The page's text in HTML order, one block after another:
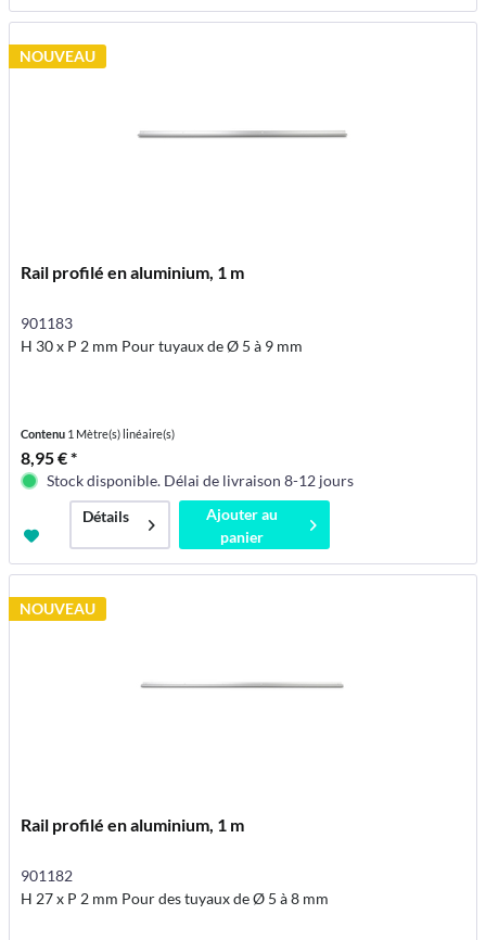
NOUVEAU
Rail profilé en aluminium, 1 m
901183
H 30 x P 2 mm Pour tuyaux de Ø 5 à 9 mm
Contenu 1 Mètre(s) linéaire(s)
8,95 € *
Stock disponible. Délai de livraison 8-12 jours
Détails
Ajouter au
panier
NOUVEAU
Rail profilé en aluminium, 1 m
901182
H 27 x P 2 mm Pour des tuyaux de Ø 5 à 8 mm